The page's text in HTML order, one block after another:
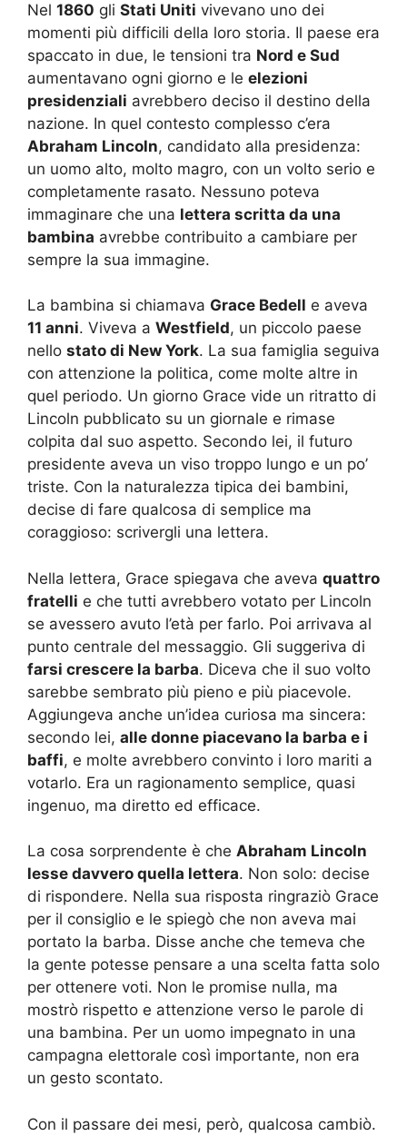
Nel 1860 gli Stati Uniti vivevano uno dei
momenti più difficili della loro storia. Il paese era
spaccato in due, le tensioni tra Nord e Sud
aumentavano ogni giorno e le elezioni
presidenziali avrebbero deciso il destino della
nazione. In quel contesto complesso c’era
Abraham Lincoln, candidato alla presidenza:
un uomo alto, molto magro, con un volto serio e
completamente rasato. Nessuno poteva
immaginare che una lettera scritta da una
bambina avrebbe contribuito a cambiare per
sempre la sua immagine.
La bambina si chiamava Grace Bedell e aveva
11 anni. Viveva a Westfield, un piccolo paese
nello stato di New York. La sua famiglia seguiva
con attenzione la politica, come molte altre in
quel periodo. Un giorno Grace vide un ritratto di
Lincoln pubblicato su un giornale e rimase
colpita dal suo aspetto. Secondo lei, il futuro
presidente aveva un viso troppo lungo e un po’
triste. Con la naturalezza tipica dei bambini,
decise di fare qualcosa di semplice ma
coraggioso: scrivergli una lettera.
Nella lettera, Grace spiegava che aveva quattro
fratelli e che tutti avrebbero votato per Lincoln
se avessero avuto l’età per farlo. Poi arrivava al
punto centrale del messaggio. Gli suggeriva di
farsi crescere la barba. Diceva che il suo volto
sarebbe sembrato più pieno e più piacevole.
Aggiungeva anche un’idea curiosa ma sincera:
secondo lei, alle donne piacevano la barba e i
baffi, e molte avrebbero convinto i loro mariti a
votarlo. Era un ragionamento semplice, quasi
ingenuo, ma diretto ed efficace.
La cosa sorprendente è che Abraham Lincoln
lesse davvero quella lettera. Non solo: decise
di rispondere. Nella sua risposta ringraziò Grace
per il consiglio e le spiegò che non aveva mai
portato la barba. Disse anche che temeva che
la gente potesse pensare a una scelta fatta solo
per ottenere voti. Non le promise nulla, ma
mostrò rispetto e attenzione verso le parole di
una bambina. Per un uomo impegnato in una
campagna elettorale così importante, non era
un gesto scontato.
Con il passare dei mesi, però, qualcosa cambiò.